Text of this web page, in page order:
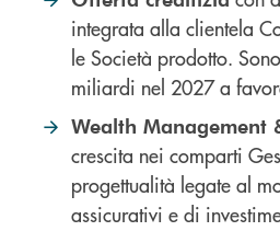
integrata alla clientela
le Società prodotto.
miliardi nel 2027 a
Wealth Management
crescita nei comparti
progettualità legate al
assicurativi e di